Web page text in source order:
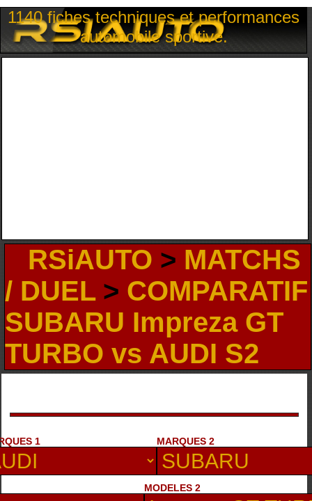
1140 fiches techniques et performances
automobile sportive.
RSiAUTO > MATCHS
/ DUEL> COMPARATIF
SUBARU Impreza GT
TURBO vs AUDI S2
1 MARQUES 2
MODELES 2